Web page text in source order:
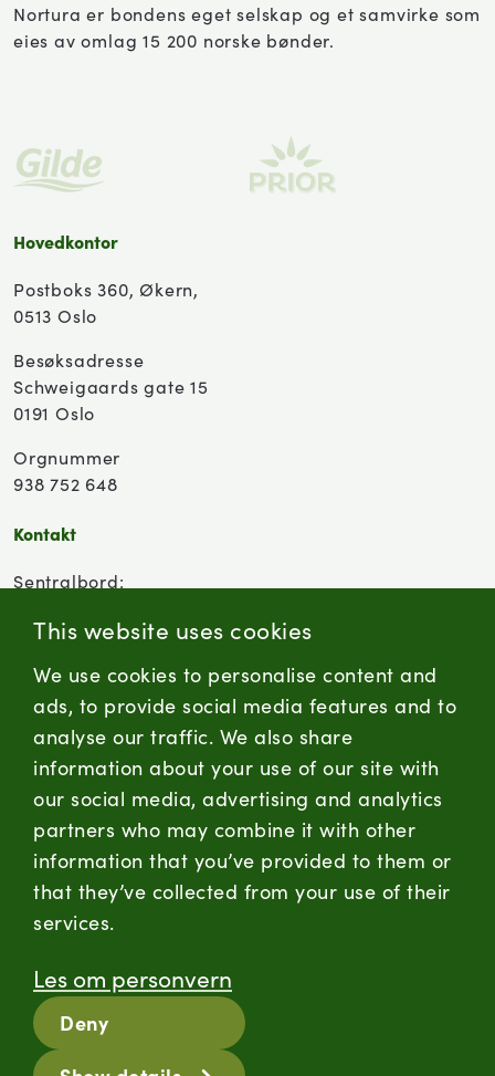
This website uses cookies
We use cookies to personalise content and
ads, to provide social media features and to
analyse our traffic. We also share
information about your use of our site with
our social media, advertising and analytics
partners who may combine it with other
information that you’ve provided to them or
that they’ve collected from your use of their
services.
Deny
Les om personvern
Nortura er bondens eget selskap og et samvirke som
eies av omlag 15 200 norske bønder.
Hovedkontor
Postboks 360, Økern,
0513 Oslo
Besøksadresse
Schweigaards gate 15
0191 Oslo
Orgnummer
938 752 648
Kontakt
Sentralbord:
Kontaktskjema
firmapost@nortura.no
LinkedInFacebookInstagram
RSS
Informasjonskapsler